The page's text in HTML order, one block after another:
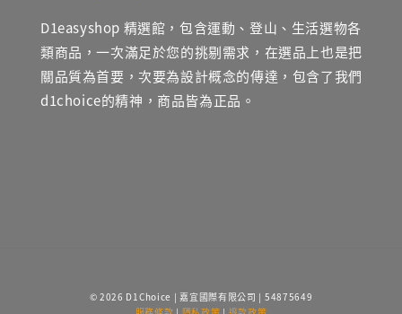
D1easyshop 精選館，包含運動、登山、生活選物各
類商品，一次滿足於您的挑剔需求，在選品上也是把
關品質為首要，次要為設計概念的傳達，包含了我們
d1choice的精神，商品皆為正品。
© 2026 D1Choice | 嘉宜國際有限公司 | 54875649